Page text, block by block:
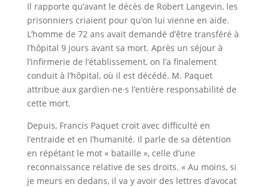
Il rapporte qu’avant le décès de Robert Langevin, les
prisonniers criaient pour qu’on lui vienne en aide.
L’homme de 72 ans avait demandé d’être transféré à
l’hôpital 9 jours avant sa mort. Après un séjour à
l’infirmerie de l’établissement, on l’a finalement
conduit à l’hôpital, où il est décédé. M. Paquet
attribue aux gardien∙ne∙s l’entière responsabilité de
cette mort.
Depuis, Francis Paquet croit avec difficulté en
l’entraide et en l’humanité. Il parle de sa détention
en répétant le mot « bataille », celle d’une
reconnaissance relative de ses droits. « Au moins, si
je meurs en dedans, il va y avoir des lettres d’avocat